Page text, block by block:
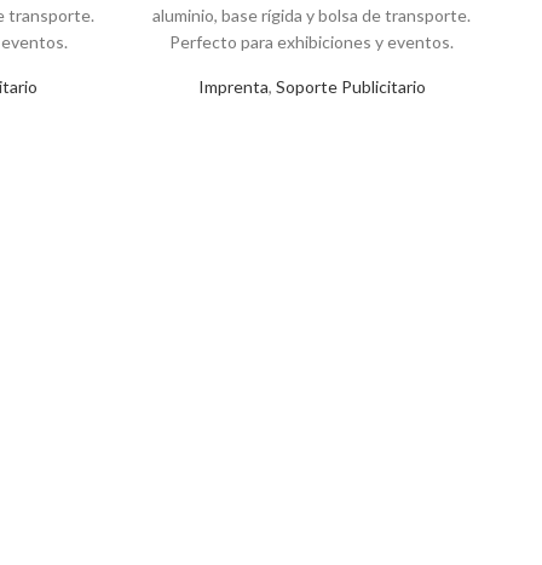
transporte.
Imprenta, Soporte Publicitario
aluminio, base rígida y bolsa de transporte.
Perfecto para exhibiciones y eventos.